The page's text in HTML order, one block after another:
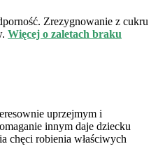
Zrezygnowanie z cukru
Więcej o zaletach braku
uprzejmym i
innym daje dziecku
chęci robienia właściwych